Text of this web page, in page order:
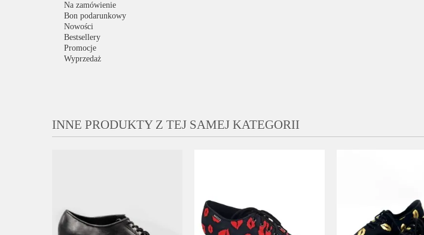
Na zamówienie
Bon podarunkowy
Nowości
Bestsellery
Promocje
Wyprzedaż
INNE PRODUKTY Z TEJ SAMEJ KATEGORII